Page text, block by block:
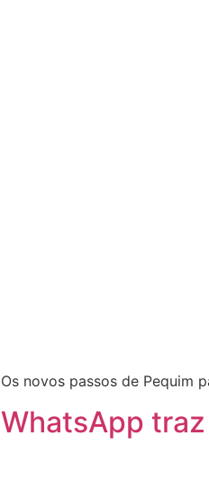
Os novos passos de Pequim
WhatsApp